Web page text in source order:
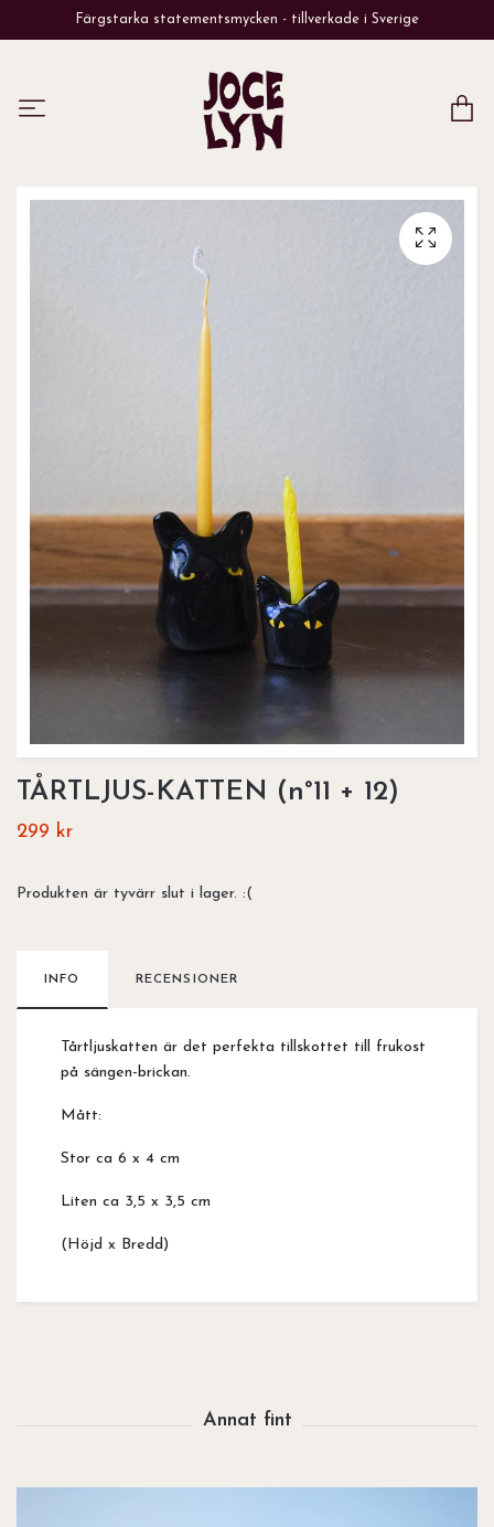
Färgstarka statementsmycken - tillverkade i Sverige
TÅRTLJUS-KATTEN (n°11 + 12)
299 kr
Produkten är tyvärr slut i lager. :(
INFO RECENSIONER
Tårtljuskatten är det perfekta tillskottet till frukost
på sängen-brickan.
Mått:
Stor ca 6 x 4 cm
Liten ca 3,5 x 3,5 cm
(Höjd x Bredd)